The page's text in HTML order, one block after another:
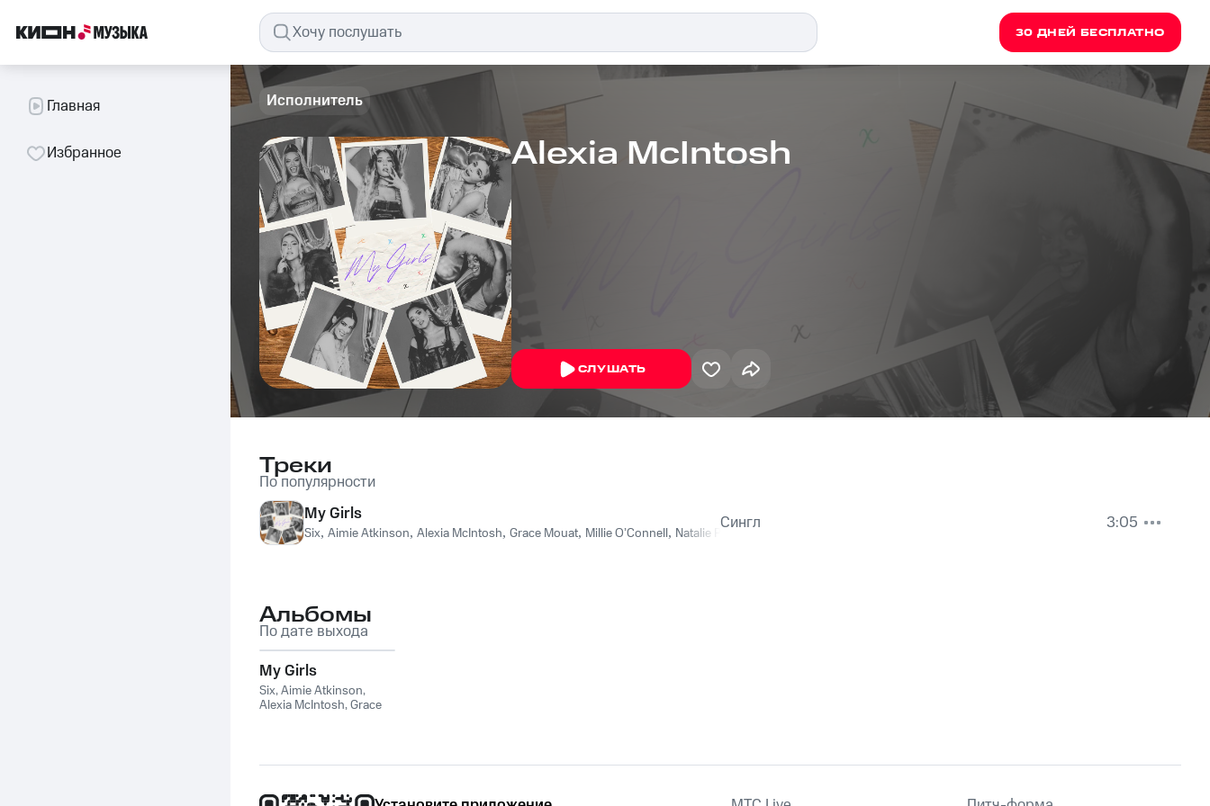
30 ДНЕЙ БЕСПЛАТНО
Главная
Избранное
Исполнитель
Alexia McIntosh
СЛУШАТЬ
Треки
По популярности
My Girls
Six, Aimie Atkinson, Alexia McIntosh, Grace Mouat, Millie O’Connell, Natalie ParisСингл 3:05
Альбомы
По дате выхода
My Girls
Six,Aimie Atkinson,
Alexia McIntosh,Grace